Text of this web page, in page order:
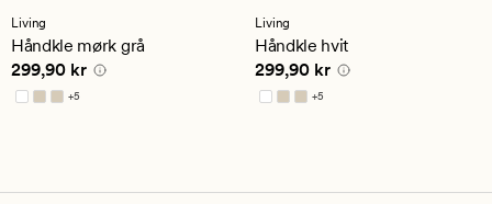
med
en
gjennomsnittlig
vurdering
på
4.5
Living
Håndkle mørk grå
Pris 299,90 kr
299,90 kr
+5
Tilgjengelig i flere farger
med
en
gjennomsnittlig
vurdering
på
4.5
Living
Håndkle hvit
Pris 299,90 kr
299,90 kr
+5
Tilgjengelig i flere farger